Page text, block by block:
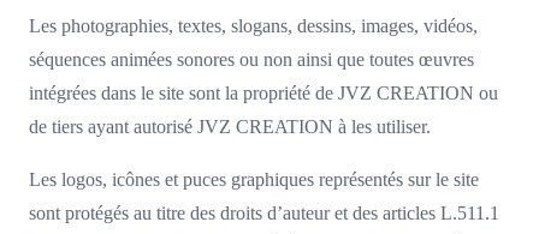
Les photographies, textes, slogans, dessins, images, vidéos,
séquences animées sonores ou non ainsi que toutes œuvres
intégrées dans le site sont la propriété de JVZ CREATION ou
de tiers ayant autorisé JVZ CREATION à les utiliser.
Les logos, icônes et puces graphiques représentés sur le site
sont protégés au titre des droits d’auteur et des articles L.511.1